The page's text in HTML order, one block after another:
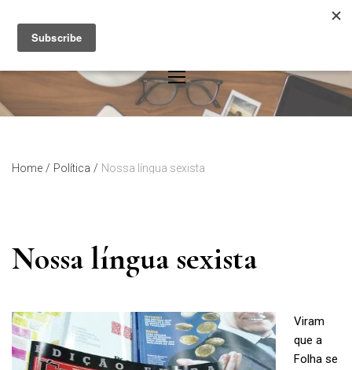
content
Home / Política / Nossa língua sexista
Nossa língua sexista
Viram
que a
Folha se